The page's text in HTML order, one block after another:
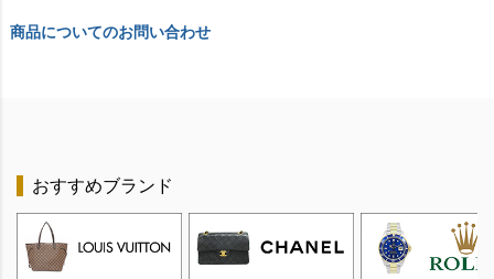
商品についてのお問い合わせ
おすすめブランド